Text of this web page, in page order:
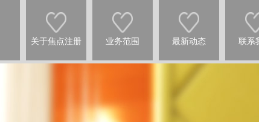
关于焦点注册 业务范围 最新动态 联系